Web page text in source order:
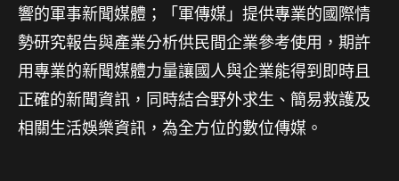
響的軍事新聞媒體；「軍傳媒」提供專業的國際情
勢研究報告與產業分析供民間企業參考使用，期許
用專業的新聞媒體力量讓國人與企業能得到即時且
正確的新聞資訊，同時結合野外求生、簡易救護及
相關生活娛樂資訊，為全方位的數位傳媒。